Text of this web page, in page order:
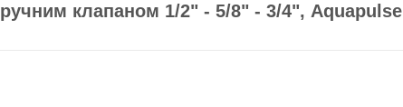
ручним клапаном 1/2" - 5/8" - 3/4", Aquapulse